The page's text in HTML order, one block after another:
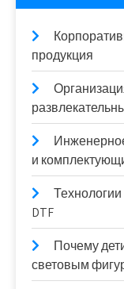
продукция
и
DTF
Почему
световым